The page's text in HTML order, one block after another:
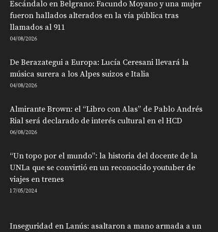
Escándalo en Belgrano: Facundo Moyano y una mujer
fueron hallados alterados en la vía pública tras
llamados al 911
04/08/2026
De Berazategui a Europa: Lucía Ceresani llevará la
música surera a los Alpes suizos e Italia
04/08/2026
Almirante Brown: el “Libro con Alas” de Pablo Andrés
Rial será declarado de interés cultural en el HCD
06/08/2026
“Un topo por el mundo”: la historia del docente de la
UNLa que se convirtió en un reconocido youtuber de
viajes en trenes
17/05/2024
Inseguridad en Lanús: asaltaron a mano armada a un